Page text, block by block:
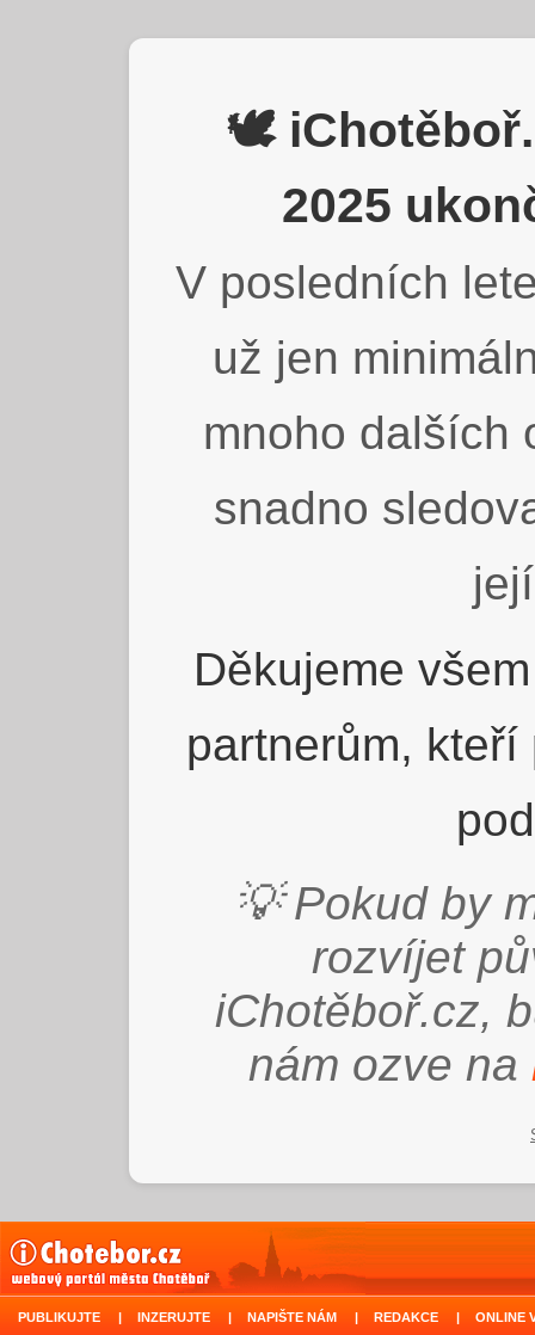
🕊️
2025
V posledních
už jen
mnoho dalších
snadno
Děkujeme
partnerům,
💡 Pokud by
rozvíjet
iChotěboř.cz,
nám ozve na
PUBLIKUJTE | INZERUJTE | NAPIŠTE NÁM | REDAKCE | ONLINE